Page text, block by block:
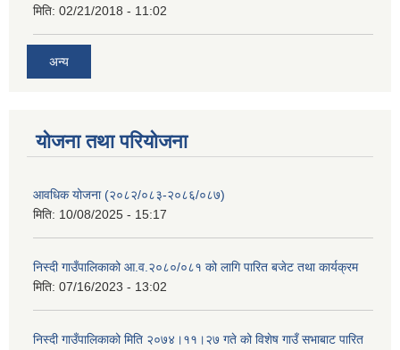
मिति: 02/21/2018 - 11:02
अन्य
योजना तथा परियोजना
आवधिक योजना (२०८२/०८३-२०८६/०८७)
मिति: 10/08/2025 - 15:17
निस्दी गाउँपालिकाको आ.व.२०८०/०८१ को लागि पारित बजेट तथा कार्यक्रम
मिति: 07/16/2023 - 13:02
निस्दी गाउँपालिकाको मिति २०७४।११।२७ गते को विशेष गाउँ सभाबाट पारित